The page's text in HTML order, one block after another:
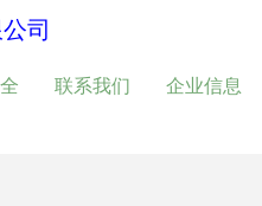
司
联系我们 企业信息